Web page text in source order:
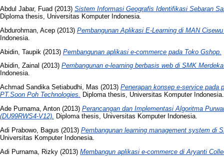
Abdul Jabar, Fuad (2013) Sistem Informasi Geografis Identifikasi Sebaran
Diploma thesis, Universitas Komputer Indonesia.
Abdurohman, Acep (2013) Pembangunan Aplikasi E-Learning di MAN
Indonesia.
Abidin, Taupik (2013) Pembangunan aplikasi e-commerce pada Toko Gshop.
Abidin, Zainal (2013) Pembangunan e-learning berbasis web di SMK
Indonesia.
Achmad Sandika Setiabudhi, Mas (2013) Penerapan konsep e-service pada
PT.Soon Poh Technologies. Diploma thesis, Universitas Komputer Indonesia.
Ade Purnama, Anton (2013) Perancangan dan Implementasi Algoritma
(DU99RWS4-V12).
Diploma thesis, Universitas Komputer Indonesia.
Adi Prabowo, Bagus (2013) Pembangunan learning management system di
Universitas Komputer Indonesia.
Adi Purnama, Rizky (2013) Membangun aplikasi e-commerce di Aryanti